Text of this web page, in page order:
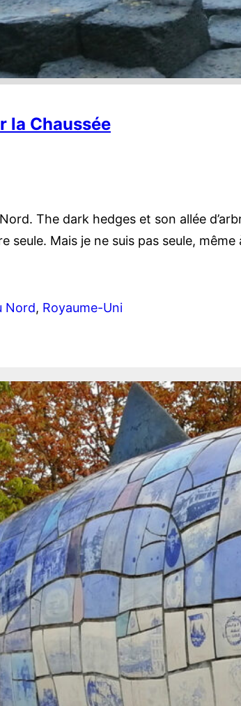
la Chaussée
The dark hedges et son allée
seule. Mais je ne suis pas seule,
Nord, Royaume-Uni